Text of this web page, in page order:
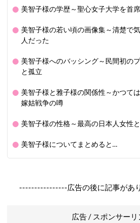
美智子様の学歴～聖心女子大学を首
美智子様の若い頃の画像集～清楚で
人だった
美智子様へのバッシング～民間初の
と孤立
美智子様と雅子様の関係性～かつて
嫁姑戦争の噂
美智子様の性格～最高の日本人女性
美智子様についてまとめると…
----------------広告の後に記事があ
広告 / スポンサーリ